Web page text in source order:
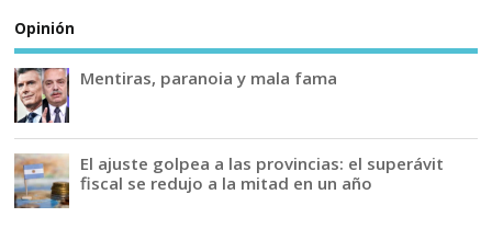
Opinión
Mentiras, paranoia y mala fama
El ajuste golpea a las provincias: el superávit
fiscal se redujo a la mitad en un año